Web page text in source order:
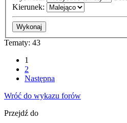
Kierunek:
Tematy: 43
1
2
Następna
Wróć do wykazu forów
Przejdź do